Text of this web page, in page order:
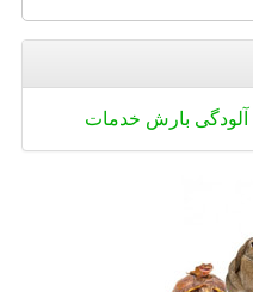
آلودگی بارش خدمات